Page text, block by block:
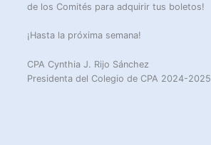
de los Comités para adquirir tus boletos!
¡Hasta la próxima semana!
CPA Cynthia J. Rijo Sánchez
Presidenta del Colegio de CPA 2024-2025